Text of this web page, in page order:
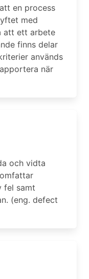
en process
med
att ett arbete
finns delar
används
när
och vidta
fel samt
(eng. defect